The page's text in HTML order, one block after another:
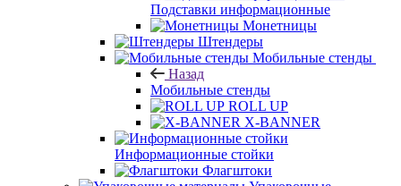
Подставки информационные
Монетницы
Штендеры
Мобильные стенды
Назад
Мобильные стенды
ROLL UP
X-BANNER
Информационные стойки
Флагштоки